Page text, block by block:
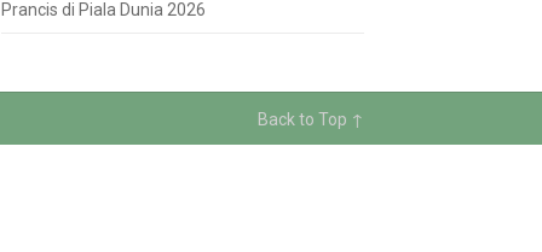
Prancis di Piala Dunia 2026
Back to Top ↑